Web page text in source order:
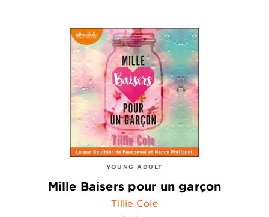
YOUNG ADULT
Mille Baisers pour un garçon
Tillie Cole